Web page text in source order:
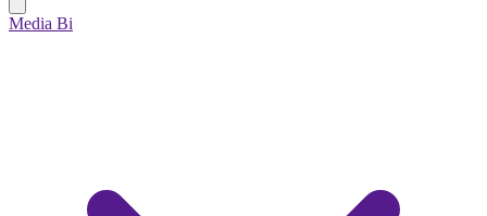
Media Bi